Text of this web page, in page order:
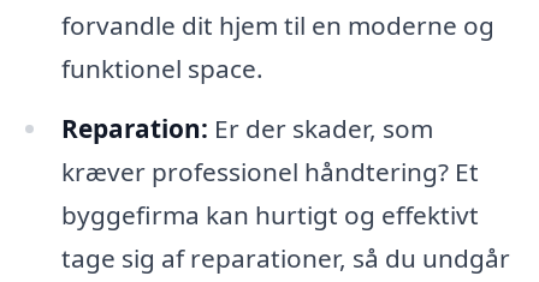
forvandle dit hjem til en moderne og
funktionel space.
Reparation: Er der skader, som
kræver professionel håndtering? Et
byggefirma kan hurtigt og effektivt
tage sig af reparationer, så du undgår